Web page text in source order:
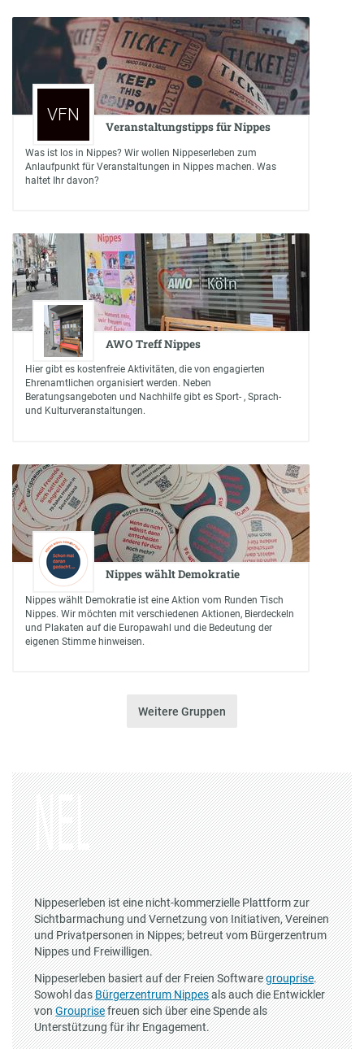
VFN
Veranstaltungstipps für Nippes
Was ist los in Nippes? Wir wollen Nippeserleben zum
Anlaufpunkt für Veranstaltungen in Nippes machen. Was
haltet Ihr davon?
AWO Treff Nippes
Hier gibt es kostenfreie Aktivitäten, die von engagierten
Ehrenamtlichen organisiert werden. Neben
Beratungsangeboten und Nachhilfe gibt es Sport- , Sprach-
und Kulturveranstaltungen.
Nippes wählt Demokratie
Nippes wählt Demokratie ist eine Aktion vom Runden Tisch
Nippes. Wir möchten mit verschiedenen Aktionen, Bierdeckeln
und Plakaten auf die Europawahl und die Bedeutung der
eigenen Stimme hinweisen.
Weitere Gruppen
Nippeserleben ist eine nicht-kommerzielle Plattform zur
Sichtbarmachung und Vernetzung von Initiativen, Vereinen
und Privatpersonen in Nippes; betreut vom Bürgerzentrum
Nippes und Freiwilligen.
Nippeserleben basiert auf der Freien Softwaregrouprise.
Sowohl dasBürgerzentrum Nippesals auch die Entwickler
vonGrouprisefreuen sich über eine Spende als
Unterstützung für ihr Engagement.